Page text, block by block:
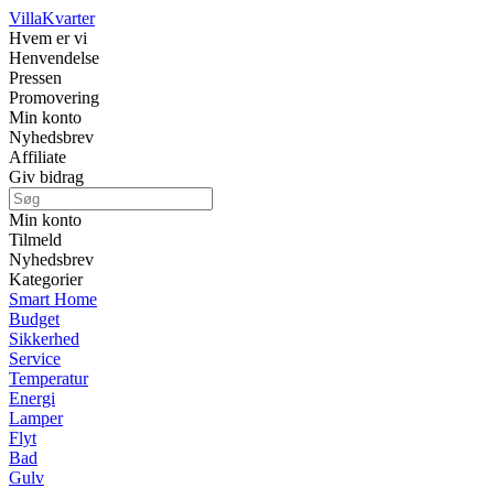
VillaKvarter
Hvem er vi
Henvendelse
Pressen
Promovering
Min konto
Nyhedsbrev
Affiliate
Giv bidrag
Min konto
Tilmeld
Nyhedsbrev
Kategorier
Smart Home
Budget
Sikkerhed
Service
Temperatur
Energi
Lamper
Flyt
Bad
Gulv